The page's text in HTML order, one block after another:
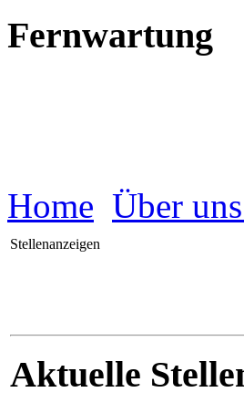
Fernwartung
Home Über
Stellenanzeigen
Aktuelle